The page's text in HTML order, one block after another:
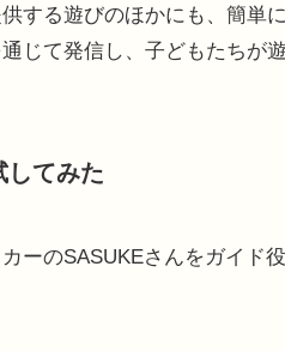
する遊びのほかにも、簡単
じて発信し、子どもたちが
してみた
ーのSASUKEさんをガイド